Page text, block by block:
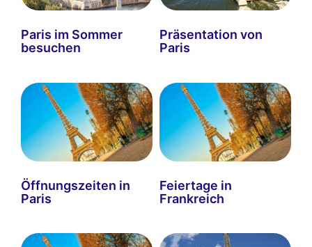
Paris im Sommer
besuchen
Präsentation von
Paris
Öffnungszeiten in
Paris
Feiertage in
Frankreich